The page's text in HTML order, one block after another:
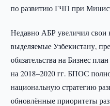
по развитию ГЧП при
Недавно АБР увеличил свои
выделяемые Узбекистану,
обязательства на Бизнес
на 2018–2020 гг. БПОС
национальную стратегию
обновлённые приоритеты